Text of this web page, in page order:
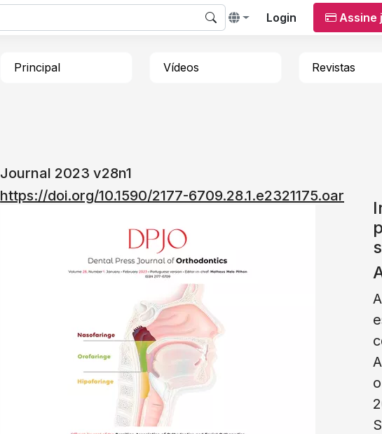
Login Assine
Principal Vídeos Revistas
Journal 2023 v28n1
https://doi.org/10.1590/2177-6709.28.1.e2321175.oar